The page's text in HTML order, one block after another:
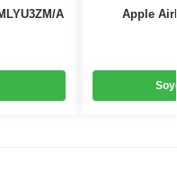
A
Apple